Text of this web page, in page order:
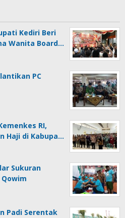
Kediri Beri
Wanita Board…
PC
RI,
Haji di Kabupa…
Sukuran
Padi Serentak